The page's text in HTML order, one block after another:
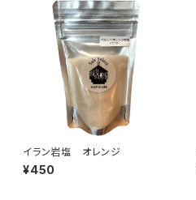
イラン岩塩 オレンジ
¥450